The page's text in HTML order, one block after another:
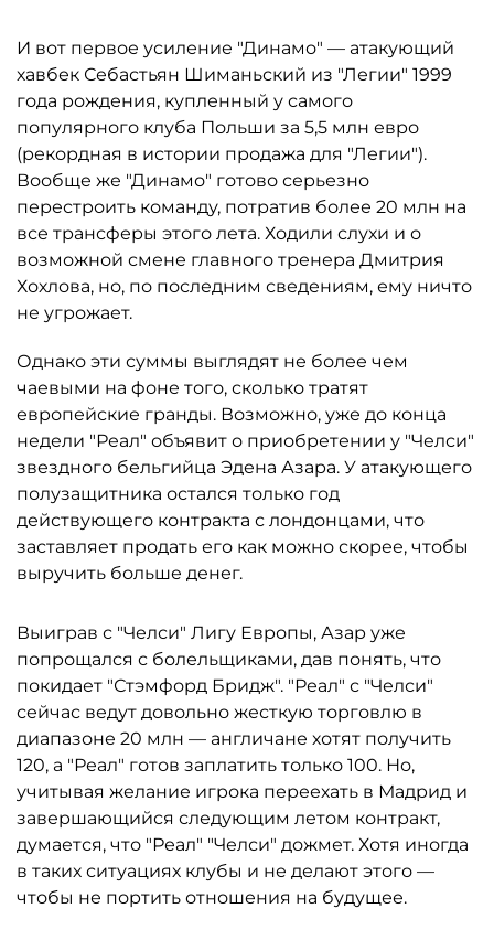
И вот первое усиление "Динамо" — атакующий
хавбек Себастьян Шиманьский из "Легии" 1999
года рождения, купленный у самого
популярного клуба Польши за 5,5 млн евро
(рекордная в истории продажа для "Легии").
Вообще же "Динамо" готово серьезно
перестроить команду, потратив более 20 млн на
все трансферы этого лета. Ходили слухи и о
возможной смене главного тренера Дмитрия
Хохлова, но, по последним сведениям, ему ничто
не угрожает.
Однако эти суммы выглядят не более чем
чаевыми на фоне того, сколько тратят
европейские гранды. Возможно, уже до конца
недели "Реал" объявит о приобретении у "Челси"
звездного бельгийца Эдена Азара. У атакующего
полузащитника остался только год
действующего контракта с лондонцами, что
заставляет продать его как можно скорее, чтобы
выручить больше денег.
Выиграв с "Челси" Лигу Европы, Азар уже
попрощался с болельщиками, дав понять, что
покидает "Стэмфорд Бридж". "Реал" с "Челси"
сейчас ведут довольно жесткую торговлю в
диапазоне 20 млн — англичане хотят получить
120, а "Реал" готов заплатить только 100. Но,
учитывая желание игрока переехать в Мадрид и
завершающийся следующим летом контракт,
думается, что "Реал" "Челси" дожмет. Хотя иногда
в таких ситуациях клубы и не делают этого —
чтобы не портить отношения на будущее.